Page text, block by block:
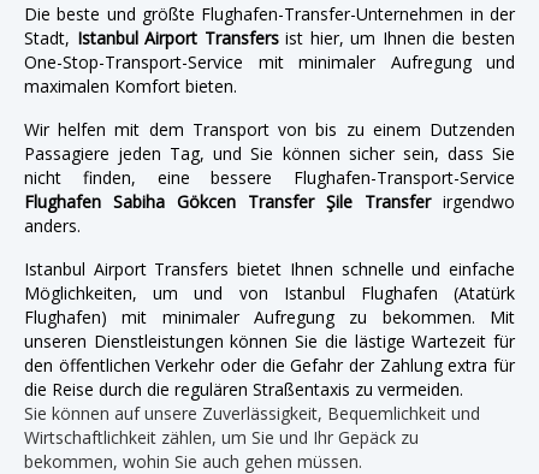
Die beste und größte Flughafen-Transfer-Unternehmen in der
Stadt, Istanbul Airport Transfersist hier, um Ihnen die besten
One-Stop-Transport-Service mit minimaler Aufregung und
maximalen Komfort bieten.
Wir helfen mit dem Transport von bis zu einem Dutzenden
Passagiere jeden Tag, und Sie können sicher sein, dass Sie
nicht finden, eine bessere Flughafen-Transport-Service
Flughafen Sabiha Gökcen Transfer Şile Transferirgendwo
anders.
Istanbul Airport Transfers bietet Ihnen schnelle und einfache
Möglichkeiten, um und von Istanbul Flughafen (Atatürk
Flughafen) mit minimaler Aufregung zu bekommen. Mit
unseren Dienstleistungen können Sie die lästige Wartezeit für
den öffentlichen Verkehr oder die Gefahr der Zahlung extra für
die Reise durch die regulären Straßentaxis zu vermeiden.
Sie können auf unsere Zuverlässigkeit, Bequemlichkeit und
Wirtschaftlichkeit zählen, um Sie und Ihr Gepäck zu
bekommen, wohin Sie auch gehen müssen.